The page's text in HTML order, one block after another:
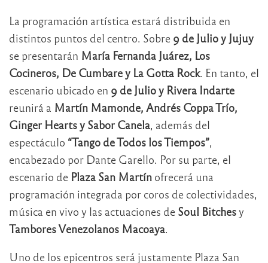
La programación artística estará distribuida en
distintos puntos del centro. Sobre 9 de Julio y Jujuy
se presentarán María Fernanda Juárez, Los
Cocineros, De Cumbare y La Gotta Rock. En tanto, el
escenario ubicado en 9 de Julio y Rivera Indarte
reunirá a Martín Mamonde, Andrés Coppa Trío,
Ginger Hearts y Sabor Canela, además del
espectáculo “Tango de Todos los Tiempos”,
encabezado por Dante Garello. Por su parte, el
escenario de Plaza San Martín ofrecerá una
programación integrada por coros de colectividades,
música en vivo y las actuaciones de Soul Bitchesy
Tambores Venezolanos Macoaya.
Uno de los epicentros será justamente Plaza San